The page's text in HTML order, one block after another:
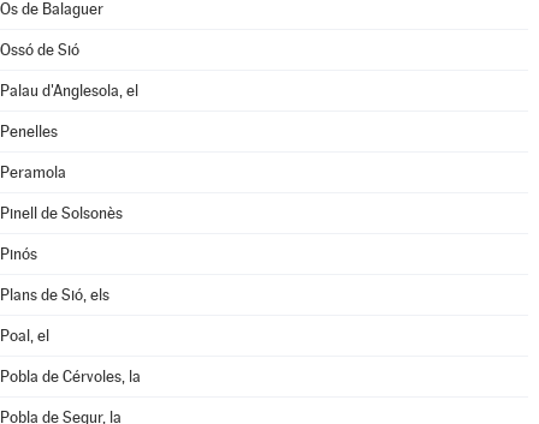
Os de Balaguer
Ossó de Sió
Palau d'Anglesola, el
Penelles
Peramola
Pinell de Solsonès
Pinós
Plans de Sió, els
Poal, el
Pobla de Cérvoles, la
Pobla de Segur, la